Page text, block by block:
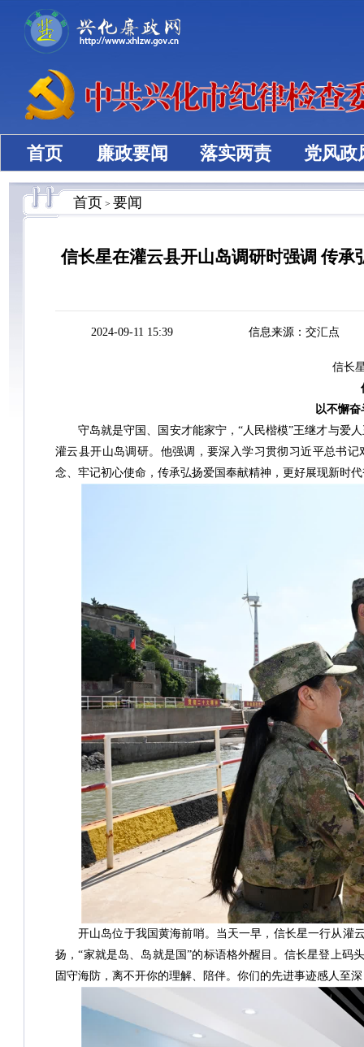
首页 廉政要闻 落实两责 党风政
首页 > 要闻
信长星在灌云县开山岛调研时强调 传
2024-09-11 15:39 信息来源：交汇点
信长
以不懈
守岛就是守国、国安才能家宁，“人民楷模”王继才与爱
灌云县开山岛调研。他强调，要深入学习贯彻习近平总书
念、牢记初心使命，传承弘扬爱国奉献精神，更好展现新时
开山岛位于我国黄海前哨。当天一早，信长星一行从灌
扬，“家就是岛、岛就是国”的标语格外醒目。信长星登上码
固守海防，离不开你的理解、陪伴。你们的先进事迹感人至